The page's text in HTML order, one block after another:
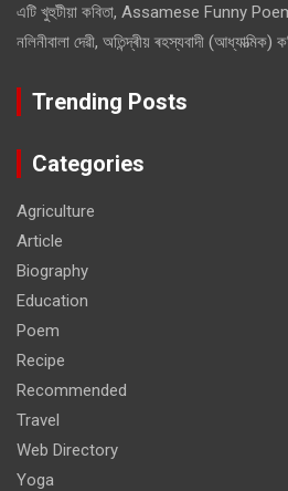
এটি খুহুটীয়া কবিতা, Assamese Funny
নলিনীবালা দেৱী, অতিন্দ্ৰীয় ৰহস্যবাদী (আধ্যাত্মিক)
Trending Posts
Categories
Agriculture
Article
Biography
Education
Poem
Recipe
Recommended
Travel
Web Directory
Yoga